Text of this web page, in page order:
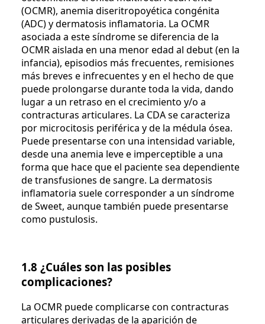
(OCMR), anemia diseritropoyética congénita
(ADC) y dermatosis inflamatoria. La OCMR
asociada a este síndrome se diferencia de la
OCMR aislada en una menor edad al debut (en la
infancia), episodios más frecuentes, remisiones
más breves e infrecuentes y en el hecho de que
puede prolongarse durante toda la vida, dando
lugar a un retraso en el crecimiento y/o a
contracturas articulares. La CDA se caracteriza
por microcitosis periférica y de la médula ósea.
Puede presentarse con una intensidad variable,
desde una anemia leve e imperceptible a una
forma que hace que el paciente sea dependiente
de transfusiones de sangre. La dermatosis
inflamatoria suele corresponder a un síndrome
de Sweet, aunque también puede presentarse
como pustulosis.
1.8 ¿Cuáles son las posibles
complicaciones?
La OCMR puede complicarse con contracturas
articulares derivadas de la aparición de